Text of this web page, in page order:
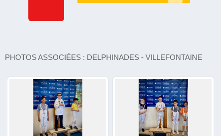
PHOTOS ASSOCIÉES : DELPHINADES - VILLEFONTAINE